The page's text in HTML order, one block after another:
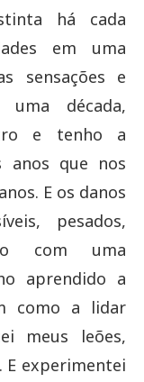
há cada
em uma
sensações e
uma década,
e tenho a
anos que nos
E os danos
pesados,
com uma
aprendido a
como a lidar
meus leões,
E experimentei